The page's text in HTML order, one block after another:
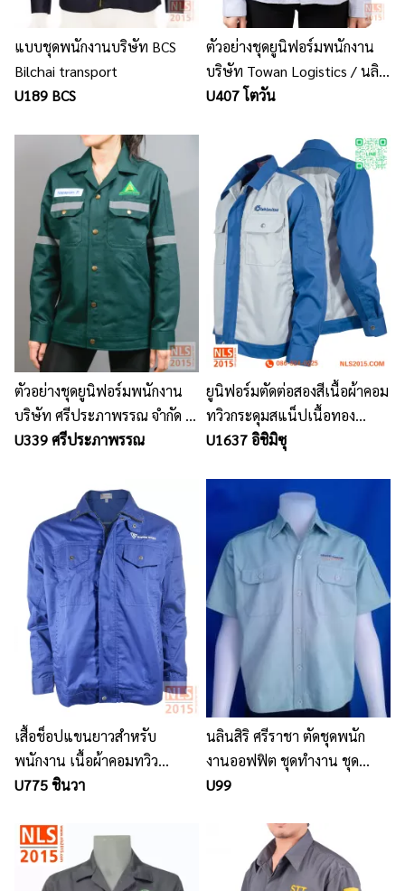
แบบชุดพนักงานบริษัท BCS
Bilchai transport
U189 BCS
ตัวอย่างชุดยูนิฟอร์มพนักงาน
บริษัท Towan Logistics / นลิน
สิริ รับออกแบบ ผลิต ชุด
U407 โตวัน
ตัวอย่างชุดยูนิฟอร์มพนักงาน
บริษัท ศรีประภาพรรณ จำกัด /
นลินสิริ ศรีราชา รับผลิต
U339 ศรีประภาพรรณ
ยูนิฟอร์มตัดต่อสองสีเนื้อผ้าคอม
ทวิวกระดุมสแน็ปเนื้อทอง
เหลือง
U1637 อิชิมิซุ
เสื้อช็อปแขนยาวสำหรับ
พนักงาน เนื้อผ้าคอมทวิว
คุณภาพสูงที่มีความบางเบาและ
ใช้งานในทุกสภาพอากาศ
U775 ชินวา
นลินสิริ ศรีราชา ตัดชุดพนัก
งานออฟฟิต ชุดทำงาน ชุด
พนักงาน ชุดพนักงานบริษัท
U99